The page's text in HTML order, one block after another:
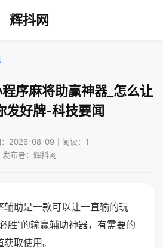
辉抖网
序麻将助赢神器_怎么让
发好牌-科技要闻
：2026-08-09｜阅读：1
发布者：辉抖网
辅助是一款可以让一直输的玩
胜”的输赢辅助神器，有需要的
取使用。